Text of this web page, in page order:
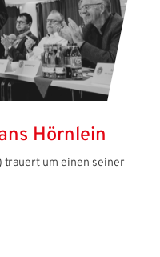
Hörnlein
trauert um einen seiner